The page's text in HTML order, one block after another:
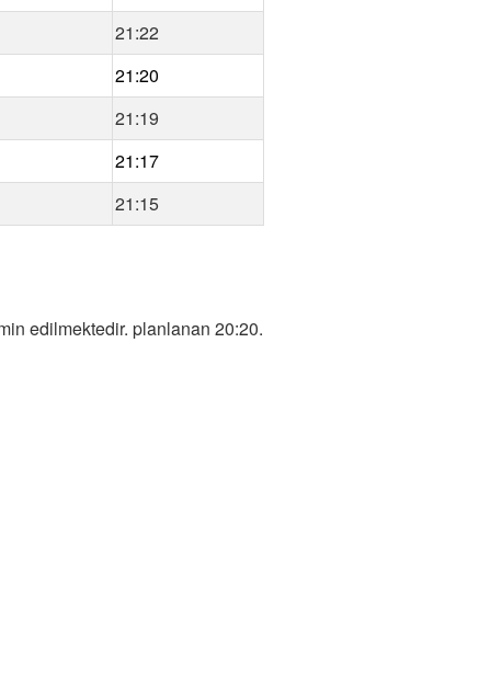
21:22
21:20
21:19
21:17
21:15
edilmektedir. planlanan 20:20.